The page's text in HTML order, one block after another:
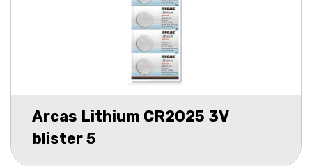
Arcas Lithium CR2025 3V
blister 5